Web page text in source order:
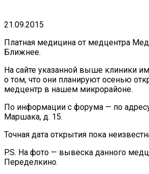
21.09.2015
Платная медицина от медцентра
Ближнее.
На сайте указанной выше клиники
о том, что они планируют осенью
медцентр в нашем микрорайоне.
По информации с форума — по
Маршака, д. 15.
Точная дата открытия пока
P.S. На фото — вывеска данного
Переделкино.